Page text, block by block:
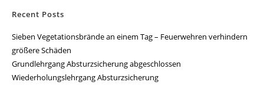
Recent Posts
Sieben Vegetationsbrände an einem Tag – Feuerwehren verhindern
größere Schäden
Grundlehrgang Absturzsicherung abgeschlossen
Wiederholungslehrgang Absturzsicherung